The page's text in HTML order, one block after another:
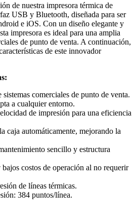
de nuestra impresora térmica de
USB y Bluetooth, diseñada para ser
e iOS. Con un diseño elegante y
impresora es ideal para una amplia
de punto de venta. A continuación,
de este innovador
comerciales de punto de venta.
a cualquier entorno.
de impresión para una eficiencia
caja automáticamente, mejorando la
sencillo y estructura
costos de operación al no requerir
de líneas térmicas.
384 puntos/línea.